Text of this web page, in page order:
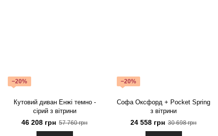
−20%
Кутовий диван Енжі темно -
сірий з вітрини
46 208 грн 57 760 грн
−20%
Софа Оксфорд + Pocket Spring
з вітрини
24 558 грн 30 698 грн